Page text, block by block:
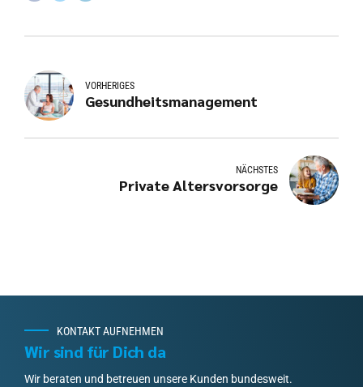
VORHERIGES
Gesundheitsmanagement
NÄCHSTES
Private Altersvorsorge
KONTAKT AUFNEHMEN
Wir sind für Dich da
Wir beraten und betreuen unsere Kunden bundesweit.